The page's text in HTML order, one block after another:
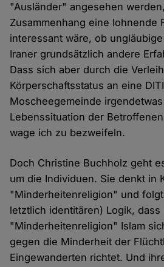
"Ausländer" angesehen
Zusammenhang eine lohnende
interessant wäre, ob
Iraner grundsätzlich andere
Dass sich aber durch die
Körperschaftsstatus an eine
Moscheegemeinde
Lebenssituation der
wage ich zu bezweifeln.
Doch Christine Buchholz geht
um die Individuen. Sie denkt in
"Minderheitenreligion" und
letztlich identitären) Logik, dass
"Minderheitenreligion" Islam
gegen die Minderheit der
Eingewanderten richtet. Und